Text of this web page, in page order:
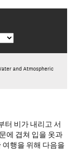
and Atmospheric
터 비가 내리고 서
에 겹쳐 입을 옷과
행을 위해 다음을